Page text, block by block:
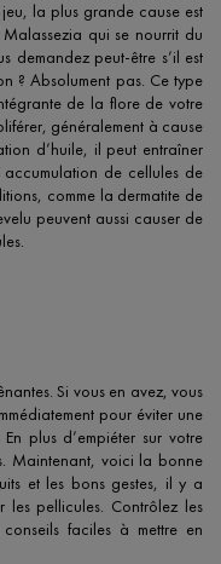
la plus grande cause est
qui se nourrit du
demandez peut-être s’il est
? Absolument pas. Ce type
de la flore de votre
généralement à cause
d’huile, il peut entraîner
de cellules de
comme la dermatite de
peuvent aussi causer de
Si vous en avez, vous
pour éviter une
plus d’empiéter sur votre
Maintenant, voici la bonne
et les bons gestes, il y a
les pellicules. Contrôlez les
faciles à mettre en